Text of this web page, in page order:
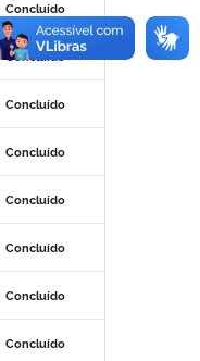
Concluído
Concluído
Concluído
Concluído
Concluído
Concluído
Concluído
Concluído